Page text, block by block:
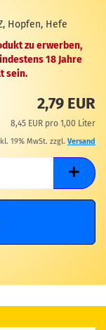
Hopfen, Hefe
zu erwerben,
18 Jahre
sein.
2,79 EUR
8,45 EUR pro 1,00 Liter
19% MwSt. zzgl. Versand